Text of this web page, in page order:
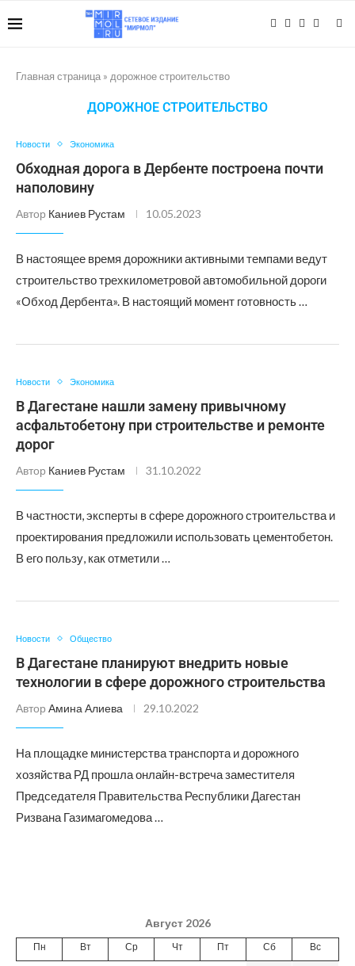
Главная страница » дорожное строительство
ДОРОЖНОЕ СТРОИТЕЛЬСТВО
Новости Экономика
Обходная дорога в Дербенте построена почти
наполовину
Автор Каниев Рустам 10.05.2023
В настоящее время дорожники активными темпами ведут
строительство трехкилометровой автомобильной дороги
«Обход Дербента». В настоящий момент готовность …
Новости Экономика
В Дагестане нашли замену привычному
асфальтобетону при строительстве и ремонте
дорог
Автор Каниев Рустам 31.10.2022
В частности, эксперты в сфере дорожного строительства и
проектирования предложили использовать цементобетон.
В его пользу, как отметили …
Новости Общество
В Дагестане планируют внедрить новые
технологии в сфере дорожного строительства
Автор Амина Алиева 29.10.2022
На площадке министерства транспорта и дорожного
хозяйства РД прошла онлайн-встреча заместителя
Председателя Правительства Республики Дагестан
Ризвана Газимагомедова …
Август 2026
Пн Вт Ср Чт Пт Сб Вс